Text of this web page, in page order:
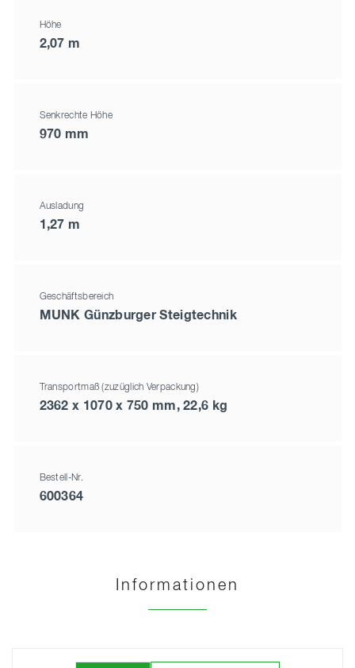
Höhe
2,07 m
Senkrechte Höhe
970 mm
Ausladung
1,27 m
Geschäftsbereich
MUNK Günzburger Steigtechnik
Transportmaß (zuzüglich Verpackung)
2362 x 1070 x 750 mm, 22,6 kg
Bestell-Nr.
600364
Informationen